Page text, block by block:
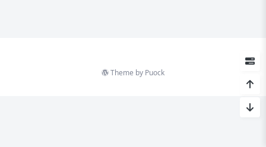
Theme by Puock